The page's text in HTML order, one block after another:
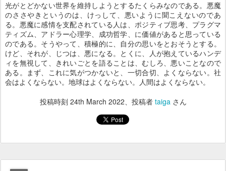
光がとどかない世界を維持しようとするたくらみなのである。悪魔
のささやきというのは、けっして、悪いように聞こえないのであ
る。悪魔に感情を支配されている人は、ポジティブ思考、プラグマ
ティズム、アドラー心理学、成功哲学、に価値があると思っている
のである。そうやって、積極的に、自分の思いをとおそうとする。
けど、それが、じつは、悪になる。とくに、人が抱えているハンデ
ィを無視して、きれいごとを語ることは、むしろ、悪いことなので
ある。まず、これに気がつかないと、一切合切、よくならない。社
会はよくならない。地球はよくならない。人間はよくならない。
投稿時刻 24th March 2022、投稿者 taigaさん